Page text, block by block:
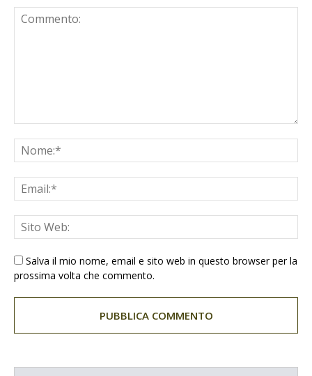
Salva il mio nome, email e sito web in questo browser per la
prossima volta che commento.